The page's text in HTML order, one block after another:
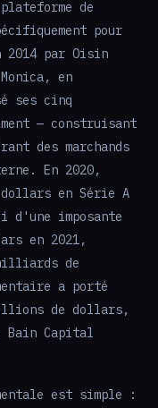
de
pour
2014 par Oisin
en
ses cinq
— construisant
des marchands
En 2020,
en Série A
d'une imposante
en 2021,
de
a porté
de dollars,
Bain Capital
est simple :